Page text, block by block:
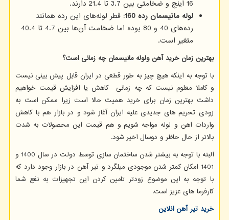
16 اینچ و ضخامتی بین 3.7 تا 21.4 دارند.
لوله مانیسمان رده 160:
قطر لوله‌های این رده همانند
رده‌های 40 و 80 بوده اما ضخامت آن‌ها بین 4.7 تا 40.4
متغیر است.
بهترین زمان خرید آهن ولوله مانیسمان چه زمانی است؟
با توجه به اینکه هیچ چیز به طور قطعی در ایران قابل پیش بینی نیست
و کاملا معلوم نیست که چه زمانی کاهش یا افزایش قیمت خواهیم
داشت بهترین زمان برای خرید همیت حالا است زیرا ممکن است به
زودی تحریم های جدیدی علیه ایران آغاز شود و در بازار هم با کاهش
واردات اهن و لوله مواجه شویم و هم قیمت این محصولات به شدت
بالاتر از حال حاظر و دوسال اخیر شود.
البته با توجه به بیشتر شدن ساختمان سازی توسط دولت در سال 1400 و
1401 امکان کمتر شدن موجودی میلگرد و تیر آهن در بازار وجود دارد که
با توجه به این موضوع زودتر تامین کردن این تجهیزات به نفع شما
کارفرما های عزیز است.
خرید تیر آهن انلاین